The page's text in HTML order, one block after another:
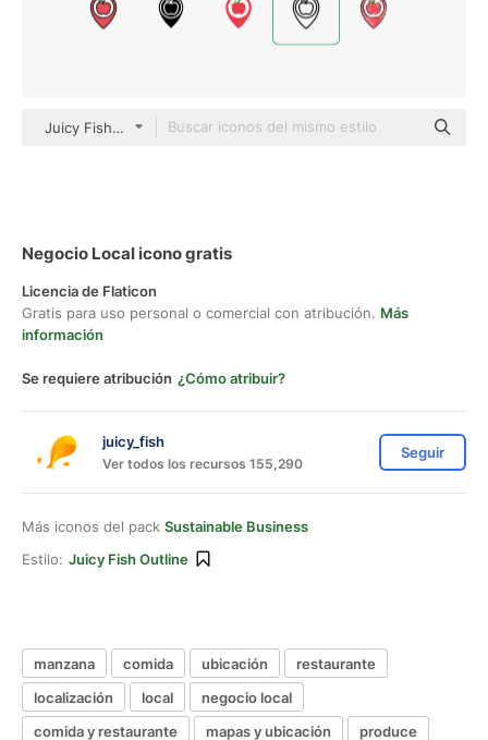
Juicy Fish Outline
Negocio Local icono gratis
Licencia de Flaticon
Gratis para uso personal o comercial con atribución. Más
información
Se requiere atribución ¿Cómo atribuir?
juicy_fish
Ver todos los recursos 155,290
Seguir
Más iconos del pack Sustainable Business
Estilo: Juicy Fish Outline
manzana comida ubicación
restaurante
localización
local
negocio local
comida y restaurante
mapas y ubicación produce